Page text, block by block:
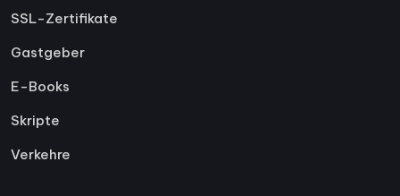
SSL-Zertifikate
Gastgeber
E-Books
Skripte
Verkehre